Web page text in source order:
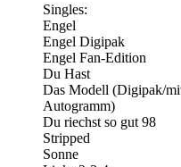
Singles:
Engel
Engel Digipak
Engel Fan-Edition
Du Hast
Das Modell (Digipak/
Autogramm)
Du riechst so gut 98
Stripped
Sonne